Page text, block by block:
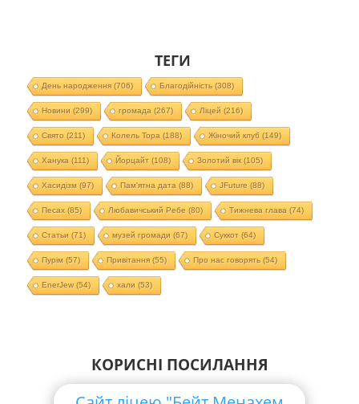
ТЕГИ
День народження(706) Благодійність (308)
Новини (299) громада (267) Ліцей (216)
Свято (211) Колель Тора (188) Жіночий клуб (149)
Ханука (111) Йорцайт (108) Золотий вік(105)
Хасидізм (97) Пам'ятна дата (88) JFuture (88)
Песах(85) Любавичський Ребе (80) Тижнева глава (74)
Статьи (71) музей громади (67) Суккот (64)
Пурім (57) Привітання(55) Про нас говорять (54)
EnerJew(54) хали (53)
КОРИСНІ ПОСИЛАННЯ